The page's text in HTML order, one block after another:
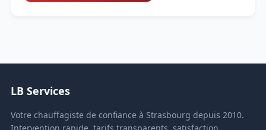
LB Services
Votre chauffagiste de confiance à Strasbourg depuis 2010.